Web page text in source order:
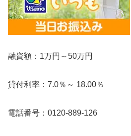
融資額：1万円～50万円
貸付利率：7.0％～ 18.00％
電話番号：0120-889-126